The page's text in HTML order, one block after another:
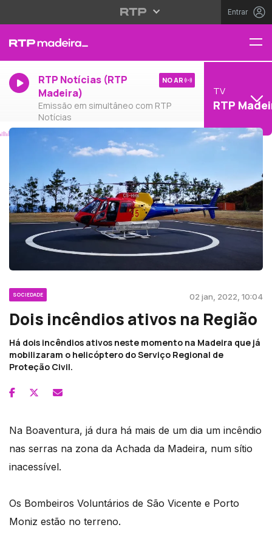
Entrar
RTP Notícias (RTP
Madeira)
Emissão em simultâneo com RTP
Notícias
NO AR
TV
RTP
SOCIEDADE 02 jan, 2022, 10:04
Dois incêndios ativos na Região
Há dois incêndios ativos neste momento na Madeira que já
mobilizaram o helicóptero do Serviço Regional de
Proteção Civil.
Na Boaventura, já dura há mais de um dia um incêndio
nas serras na zona da Achada da Madeira, num sítio
inacessível.
Os Bombeiros Voluntários de São Vicente e Porto
Moniz estão no terreno.